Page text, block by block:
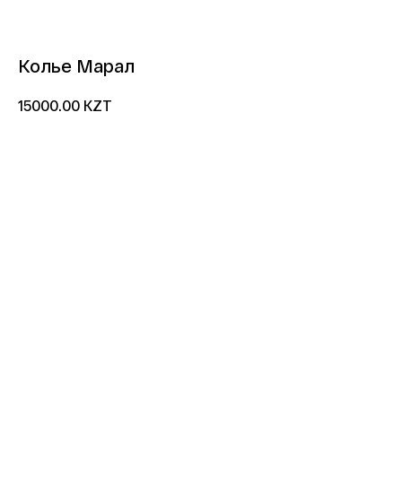
Колье Марал
15000.00 KZT